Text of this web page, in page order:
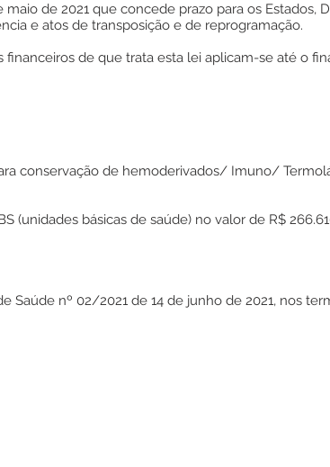
de 2021 que concede prazo para os Estados,
e atos de transposição e de reprogramação.
financeiros de que trata esta lei aplicam-se até o
conservação de hemoderivados/ Imuno/
(unidades básicas de saúde) no valor de R$
Saúde nº 02/2021 de 14 de junho de 2021, nos